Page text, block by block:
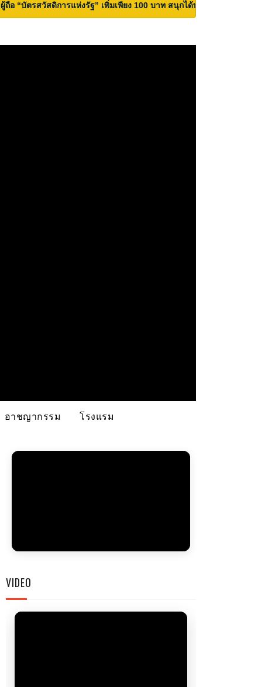
อ “บัตรสวัสดิการแห่งรัฐ” เพิ่มเพียง 100 บาท สนุกได้ทั้งสวนน้ำและสวนส
อาชญากรรม โรงแรม
VIDEO